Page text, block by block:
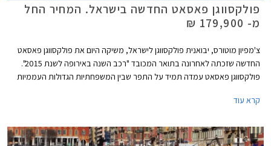
פולקסווגן פאסאט החדשה בישראל. המחיר החל
מ- 179,900 ₪
צ'מפיון מוטורס, יבואנית פולקסווגן לישראל, משיקה היום את פולקסווגן פאסאט
החדשה שזכתה לאחרונה בתואר המכובד "רכב השנה באירופה לשנת 2015".
פולקסווגן פאסאט עמדה תמיד על התפר שבין המשפחתיות הגדולות העממיות
החדש והשמיני במספר עושה צעד נוסף לכיוון המתחרות היוקרתיות ומציג עיצוב
קרא עוד